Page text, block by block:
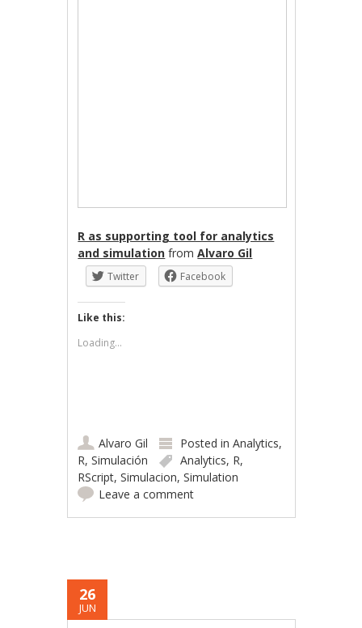
R as supporting tool for analytics
and simulation fromAlvaro Gil
Twitter Facebook
Like this:
Loading...
Alvaro Gil Posted inAnalytics,
R,Simulación Analytics, R,
RScript,Simulacion,Simulation
Leave a comment
26
JUN